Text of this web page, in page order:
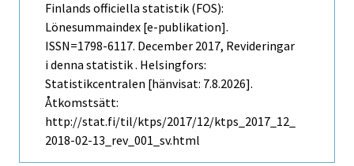
Finlands officiella statistik (FOS):
Lönesummaindex [e-publikation].
ISSN=1798-6117. December 2017, Revideringar
i denna statistik . Helsingfors:
Statistikcentralen [hänvisat: 7.8.2026].
Åtkomstsätt:
http://stat.fi/til/ktps/2017/12/ktps_2017_12_
2018-02-13_rev_001_sv.html